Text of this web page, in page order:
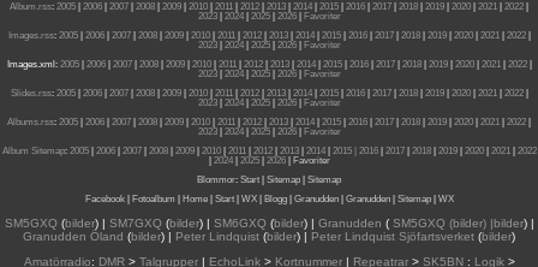
Album.rss: 2005 2006 2007 2008 2009 2010 2011 2012 2013 2014 2015 2016 2017 2018 2019 2020 2021 2022
2023| 2024| 2025| 2026|
Favoriter
Images.rss: 2005| 2006| 2007| 2008| 2009| 2010| 2011| 2012| 2013| 2014| 2015| 2016| 2017| 2018| 2019| 2020| 2021| 2022|
2023| 2024| 2025| 2026|
Favoriter
Images.xml: 2005| 2006| 2007| 2008| 2009| 2010| 2011| 2012| 2013| 2014| 2015| 2016| 2017| 2018| 2019| 2020| 2021| 2022|
2023| 2024| 2025| 2026|
Favoriter
Slides.rss: 2005| 2006| 2007| 2008| 2009| 2010| 2011| 2012| 2013| 2014| 2015| 2016| 2017| 2018| 2019| 2020| 2021| 2022|
2023| 2024| 2025| 2026|
Favoriter
Albums.rss: 2005 2006 2007 2008 2009 2010 2011 2012 2013 2014 2015 2016 2017 2018 2019 2020 2021 2022
2023| 2024| 2025| 2026|
Favoriter
Album Sitemap: 2005| 2006| 2007| 2008| 2009| 2010| 2011| 2012| 2013| 2014| 2015 | 2016| 2017| 2018| 2019| 2020| 2021| 2022
2024| 2025| 2026|
Favoriter
Blommor: Start Sitemap
Sitemap
Facebook| Fotoalbum Home| Start| WX| Blogg| Granudden| Granudden| Sitemap| WX
SM5GXQ(bilder) | SM7GXQ(bilder) | SM6GXQ(bilder) | Granudden (SM5GXQ (bilder) |bilder) |
Granudden Öland (bilder) | Peter Lindquist (bilder) | Peter Lindquist Sjöfartsverket (bilder)
Amatörradio: DMR> Talgrupper| EchoLink> Kortnummer| Repeatrar> SK5BN: Logik>